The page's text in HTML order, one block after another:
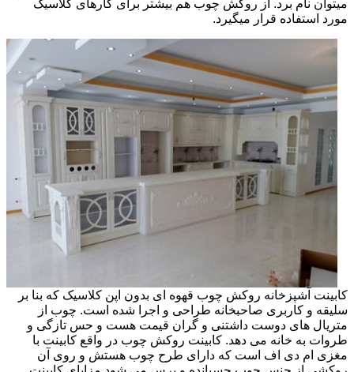
میتوان نام برد. از روکش چوب هم بیشتر برای کارهای کلاسیک
مورد استفاده قرار میگیرد.
کابینت آشپزخانه روکش چوب قهوه ای بدون اپن کلاسیک که بنا بر
سلیقه و کاربری صاحبخانه طراحی و اجرا شده است. چوب از
متریال های دوست داشتنی و گران قیمت هست و حس تازگی و
طروات به خانه می دهد. کابینت روکش چوب در واقع کابینت با
مغزی ام دی اف است که دارای طرح چوب هستش و روی آن